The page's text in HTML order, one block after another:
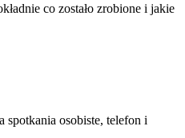
co zostało zrobione i jakie
spotkania osobiste, telefon i